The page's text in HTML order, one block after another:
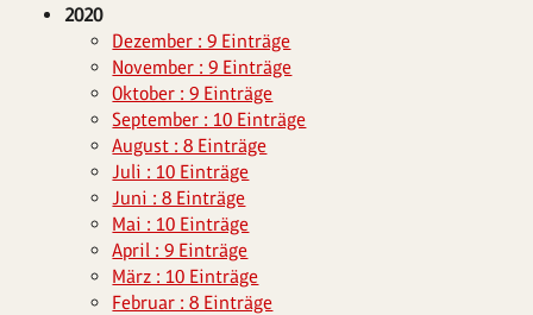
2020
Dezember : 9 Einträge
November : 9 Einträge
Oktober : 9 Einträge
September : 10 Einträge
August : 8 Einträge
Juli : 10 Einträge
Juni : 8 Einträge
Mai : 10 Einträge
April : 9 Einträge
März : 10 Einträge
Februar : 8 Einträge